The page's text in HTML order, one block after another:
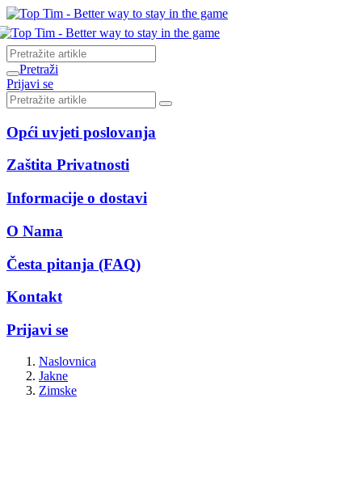
Pretraži
Prijavi se
Opći uvjeti poslovanja
Zaštita Privatnosti
Informacije o dostavi
O Nama
Česta pitanja (FAQ)
Kontakt
Prijavi se
Naslovnica
Jakne
Zimske